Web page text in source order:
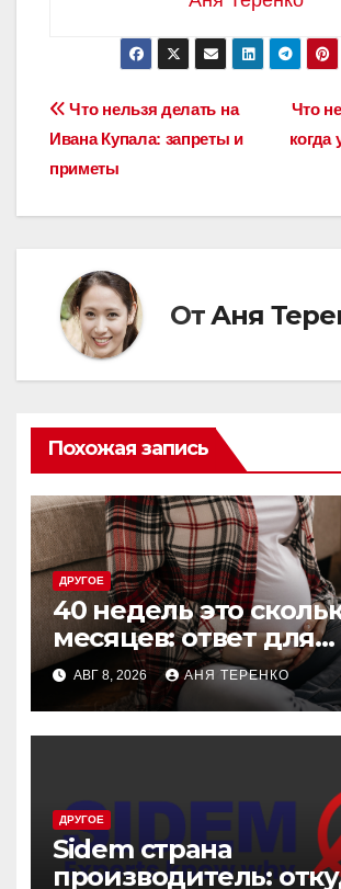
Навигация
по
записям
Что
когда
Что нельзя делать на
Ивана Купала: запреты и
приметы
ОтАня
Похожая запись
ДРУГОЕ
40 недель это
месяцев: ответ для
беременных и не
АВГ 8, 2026 АНЯ ТЕРЕНКО
ДРУГОЕ
Sidem страна
производитель: